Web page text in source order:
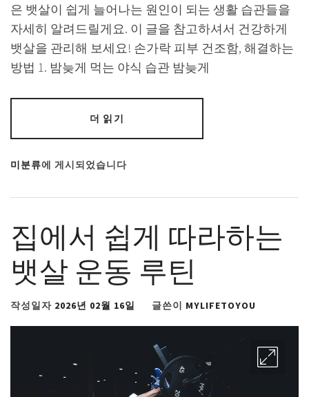
은 뱃살이 쉽게 늘어나는 원인이 되는 생활 습관들을
자세히 알려드릴게요. 이 글을 참고하셔서 건강하게
뱃살을 관리해 보세요! 손가락 피부 건조함, 해결하는
방법 1. 밤늦게 먹는 야식 습관 밤늦게
더 읽기
미분류에 게시되었습니다
집에서 쉽게 따라하는
뱃살 운동 루틴
작성일자 2026년 02월 16일 글쓴이 MYLIFETOYOU